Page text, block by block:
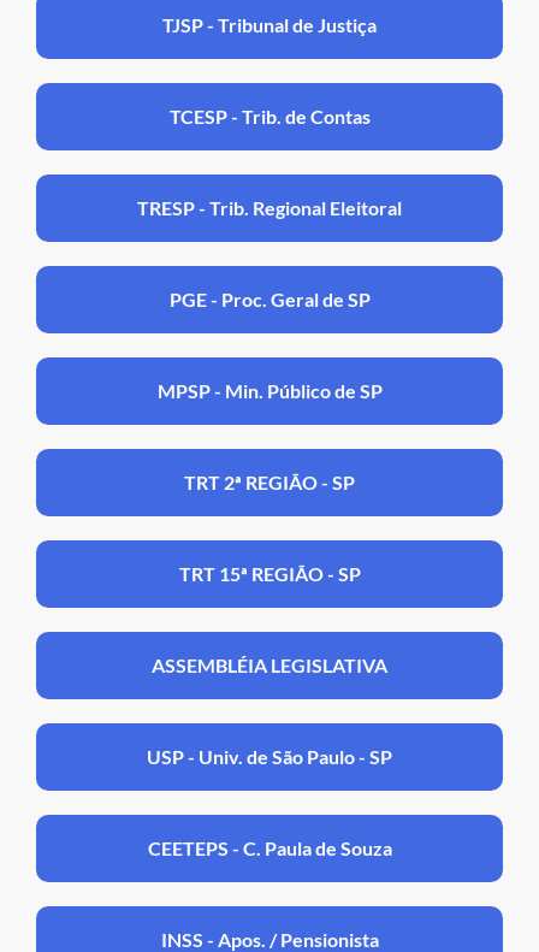
TJSP - Tribunal de Justiça
TCESP - Trib. de Contas
TRESP - Trib. Regional Eleitoral
PGE - Proc. Geral de SP
MPSP - Min. Público de SP
TRT 2ª REGIÃO - SP
TRT 15ª REGIÃO - SP
ASSEMBLÉIA LEGISLATIVA
USP - Univ. de São Paulo - SP
CEETEPS - C. Paula de Souza
INSS - Apos. / Pensionista